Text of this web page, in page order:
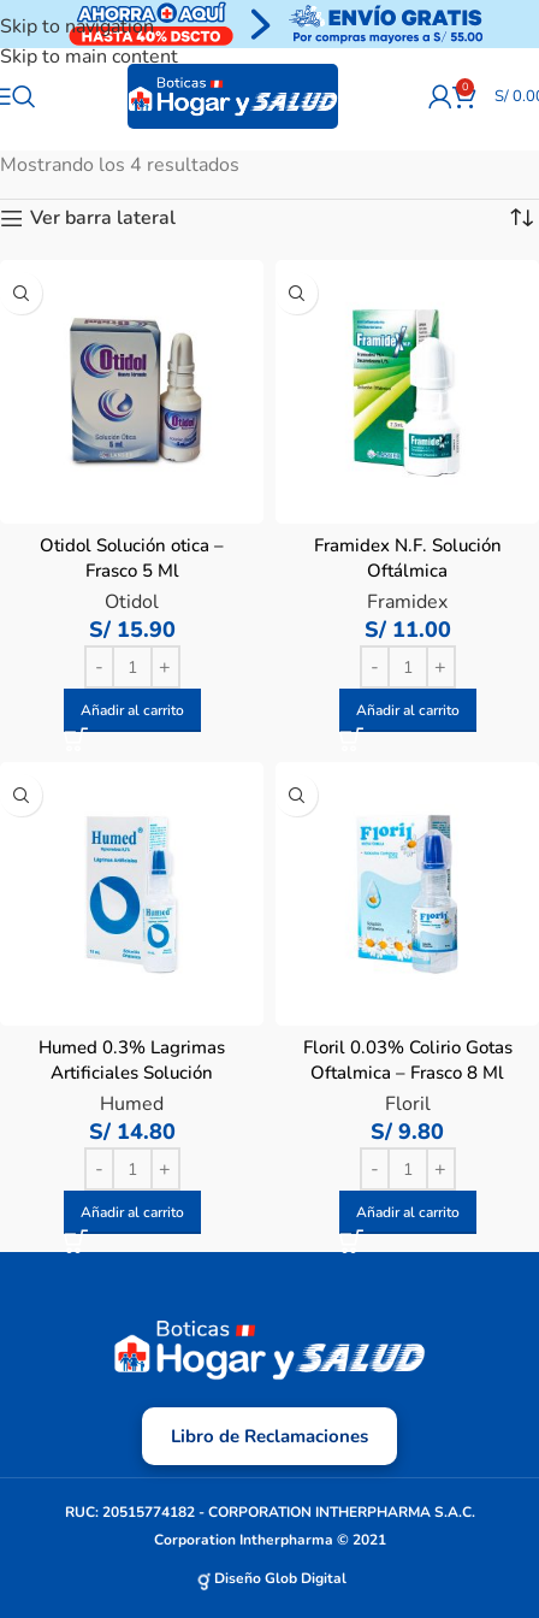
Skip to navigation
Skip to main content
0 S/
Mostrando los 4 resultados
Ver barra lateral
Otidol Solución otica –
Frasco 5 Ml
Otidol
S/15.90
Añadir al carrito
Framidex N.F. Solución
Oftálmica
Framidex
S/11.00
Añadir al carrito
Humed 0.3% Lagrimas
Artificiales Solución
Oftálmica – Frasco 15 Ml
Humed
S/14.80
Añadir al carrito
Floril 0.03% Colirio Gotas
Oftalmica – Frasco 8 Ml
Floril
S/ 9.80
Añadir al carrito
Libro de Reclamaciones
RUC: 20515774182 - CORPORATION INTHERPHARMA S.A.C.
Corporation Intherpharma © 2021
Diseño Glob Digital